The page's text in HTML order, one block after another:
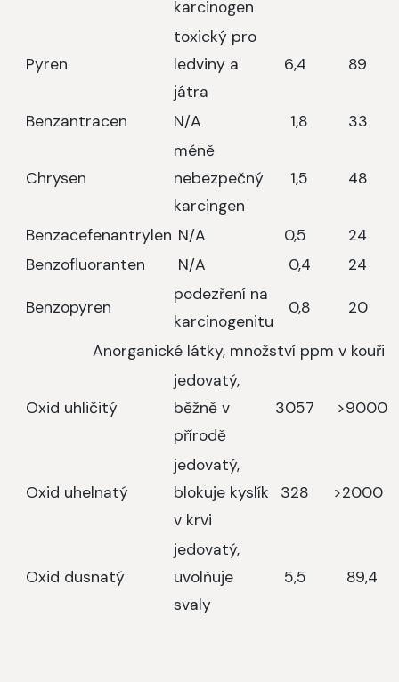
karcinogen
Pyren
toxický pro
ledviny a
játra
6,4 89
Benzantracen N/A 1,8 33
Chrysen
méně
nebezpečný
karcingen
1,5 48
Benzacefenantrylen N/A 0,5
24
Benzofluoranten
N/A 0,4 24
Benzopyren
podezření na
karcinogenitu
0,8 20
Anorganické látky, množství ppm v kouři
Oxid uhličitý
jedovatý,
běžně v
přírodě
3057 >9000
Oxid uhelnatý
jedovatý,
blokuje kyslík
v krvi
328 >2000
Oxid dusnatý
jedovatý,
uvolňuje
svaly
5,5 89,4